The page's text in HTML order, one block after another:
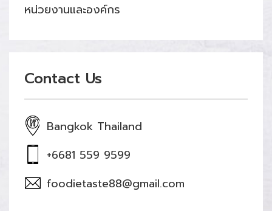
หน่วยงานและองค์กร
Contact Us
Bangkok Thailand
+6681 559 9599
foodietaste88@gmail.com